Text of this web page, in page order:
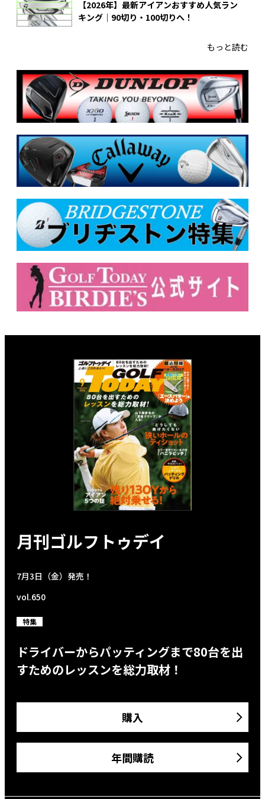
【2026年】最新アイアンおすすめ人気ラン
キング｜90切り・100切りへ！
もっと読む
月刊ゴルフトゥデイ
7月3日（金）発売！
vol.650
特集
ドライバーからパッティングまで80台を出
すためのレッスンを総力取材！
購入
年間購読